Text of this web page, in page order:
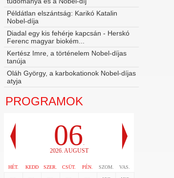
Példátlan elszántság: Karikó Katalin
Nobel-díja
Diadal egy kis fehérje kapcsán - Herskó
Ferenc magyar biokém...
Kertész Imre, a történelem Nobel-díjas
tanúja
Oláh György, a karbokationok Nobel-díjas
atyja
PROGRAMOK
06.
2026. AUGUST
HÉT. KEDD SZER. CSÜT. PÉN. SZOM. VAS.